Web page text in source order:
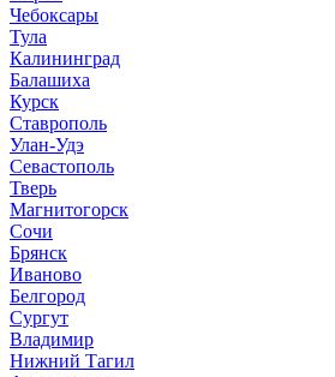
Чебоксары
Тула
Калининград
Балашиха
Курск
Ставрополь
Улан-Удэ
Севастополь
Тверь
Магнитогорск
Сочи
Брянск
Иваново
Белгород
Сургут
Владимир
Нижний Тагил